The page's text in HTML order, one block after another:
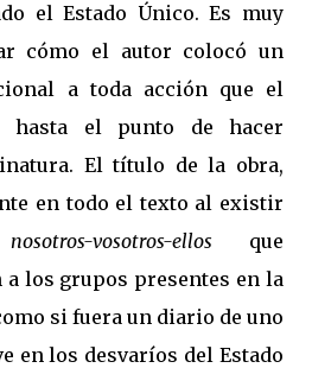
el Estado Único. Es muy
cómo el autor colocó un
a toda acción que el
hasta el punto de hacer
El título de la obra,
en todo el texto al existir
nosotros-vosotros-ellos que
los grupos presentes en la
si fuera un diario de uno
en los desvaríos del Estado